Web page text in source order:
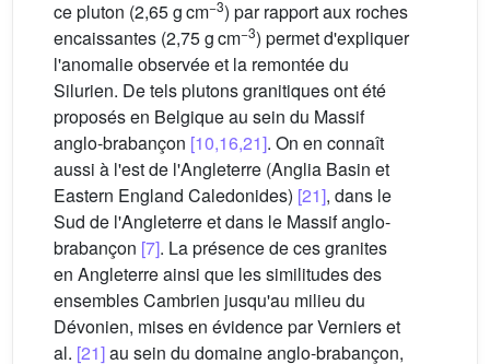
ce pluton (2,65 g cm−3) par rapport aux roches
encaissantes (2,75 g cm−3) permet d'expliquer
l'anomalie observée et la remontée du
Silurien. De tels plutons granitiques ont été
proposés en Belgique au sein du Massif
anglo-brabançon [10,16,21]. On en connaît
aussi à l'est de l'Angleterre (Anglia Basin et
Eastern England Caledonides) [21], dans le
Sud de l'Angleterre et dans le Massif anglo-
brabançon [7]. La présence de ces granites
en Angleterre ainsi que les similitudes des
ensembles Cambrien jusqu'au milieu du
Dévonien, mises en évidence par Verniers et
al. [21]au sein du domaine anglo-brabançon,